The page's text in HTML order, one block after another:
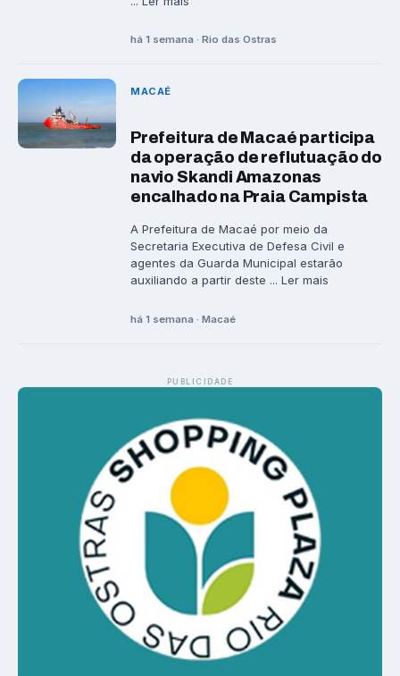
há 1 semana · Rio das Ostras
MACAÉ
Prefeitura de Macaé participa
da operação de reflutuação do
navio Skandi Amazonas
encalhado na Praia Campista
A Prefeitura de Macaé por meio da
Secretaria Executiva de Defesa Civil e
agentes da Guarda Municipal estarão
auxiliando a partir deste ... Ler mais
há 1 semana · Macaé
PUBLICIDADE